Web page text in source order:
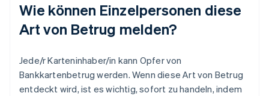
Wie können Einzelpersonen diese
Art von Betrug melden?
Jede/r Karteninhaber/in kann Opfer von
Bankkartenbetrug werden. Wenn diese Art von Betrug
entdeckt wird, ist es wichtig, sofort zu handeln, indem